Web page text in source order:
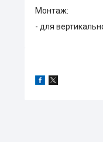
Монтаж:
- для